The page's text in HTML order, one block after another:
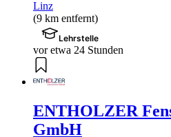
Linz
(9 km entfernt)
Lehrstelle
vor etwa 24 Stunden
ENTHOLZER
GmbH